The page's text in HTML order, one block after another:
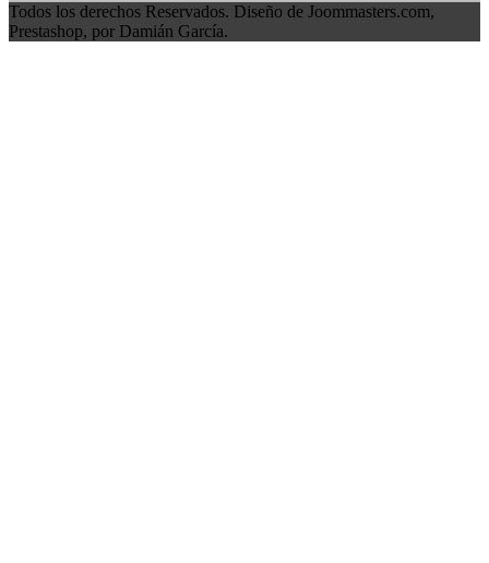
Todos los derechos Reservados. Diseño de Joommasters.com,
Prestashop, por Damián García.